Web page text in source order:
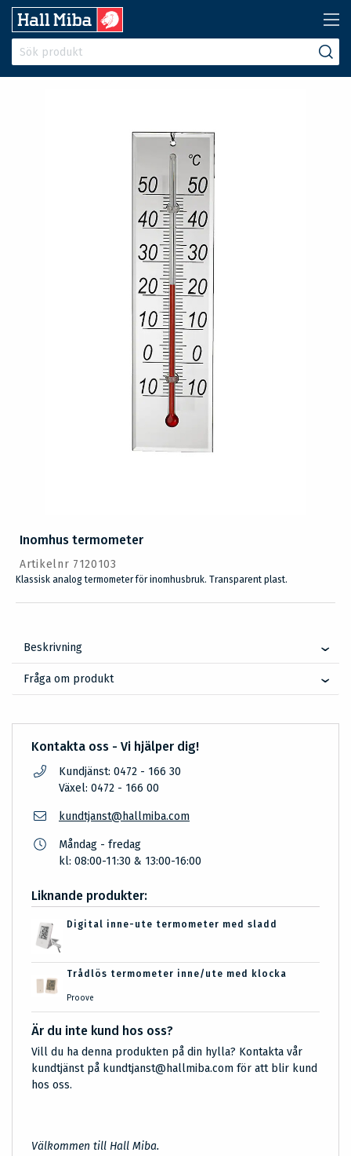
Inomhus termometer
Artikelnr 7120103
Klassisk analog termometer för inomhusbruk. Transparent plast.
Beskrivning
Fråga om produkt
Kontakta oss - Vi hjälper dig!
Kundjänst: 0472 - 166 30
Växel: 0472 - 166 00
kundtjanst@hallmiba.com
Måndag - fredag
kl: 08:00-11:30 & 13:00-16:00
Liknande produkter:
Digital inne-ute termometer med sladd
Trådlös termometer inne/ute med klocka
Proove
Är du inte kund hos oss?
Vill du ha denna produkten på din hylla? Kontakta vår
kundtjänst på kundtjanst@hallmiba.com för att blir kund
hos oss.
Välkommen till Hall Miba.